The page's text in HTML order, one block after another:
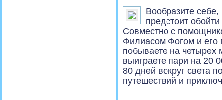
Вообразите
предстоит
Совместно с
Филиасом Фогом и
побываете на четырех
выиграете пари на 20
80 дней вокруг света
путешествий и